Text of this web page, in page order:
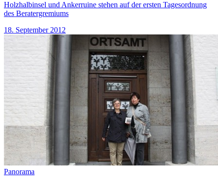
Holzhalbinsel und Ankerruine stehen auf der ersten Tagesordnung
des Beratergremiums
18. September 2012
Panorama